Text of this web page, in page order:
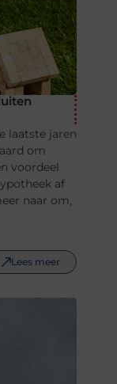
laatste jaren
om
voordeel
af
naar om,
Lees meer